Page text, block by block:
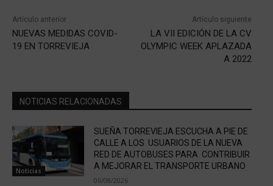
Artículo anterior
NUEVAS MEDIDAS COVID-
19 EN TORREVIEJA
Artículo siguiente
LA VII EDICIÓN DE LA CV
OLYMPIC WEEK APLAZADA
A 2022
NOTICIAS RELACIONADAS
Noticias
SUEÑA TORREVIEJA ESCUCHA A PIE DE
CALLE A LOS USUARIOS DE LA NUEVA
RED DE AUTOBUSES PARA CONTRIBUIR
A MEJORAR EL TRANSPORTE URBANO
06/08/2026